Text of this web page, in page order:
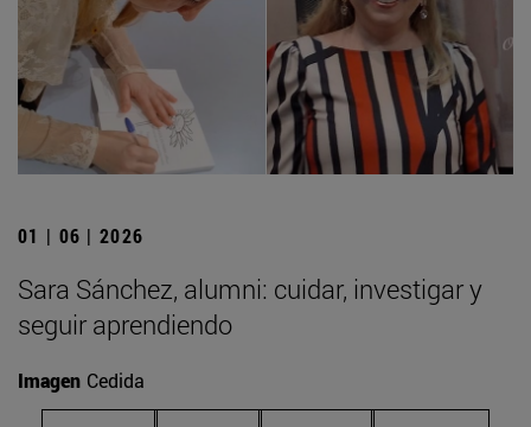
01 | 06 | 2026
Sara Sánchez, alumni: cuidar, investigar y
seguir aprendiendo
Imagen Cedida